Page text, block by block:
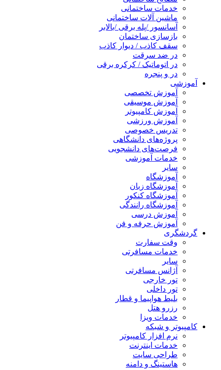
خدمات ساختمانی
ماشین آلات ساختمانی
آسانسور /پله برقی /بالابر
بازسازی ساختمان
سقف کاذب / دیوار کاذب
در ضد سرقت
در اتوماتیک / کرکره برقی
در و پنجره
آموزشی
آموزش تخصصی
آموزش موسیقی
آموزش کامپیوتر
آموزش ورزشی
تدریس خصوصی
پروژه‌های دانشگاهی
فرصت‌های دانشجویی
خدمات آموزشی
سایر
آموزشگاه
آموزشگاه زبان
آموزشگاه کنکور
آموزشگاه رانندگی
آموزش درسی
آموزش حرفه و فن
گردشگری
وقت سفارت
خدمات مسافرتی
سایر
آژانس مسافرتی
تور خارجی
تور داخلی
بلیط هواپیما و قطار
رزرو هتل
خدمات ویزا
کامپیوتر و شبکه
نرم افزار کامپیوتر
خدمات اینترنت
طراحی سایت
هاستینگ و دامنه